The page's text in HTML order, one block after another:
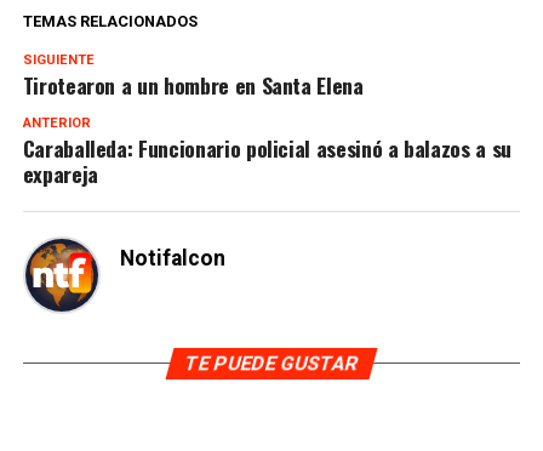
TEMAS RELACIONADOS
SIGUIENTE
Tirotearon a un hombre en Santa Elena
ANTERIOR
Caraballeda: Funcionario policial asesinó a balazos a su
expareja
Notifalcon
TE PUEDE GUSTAR